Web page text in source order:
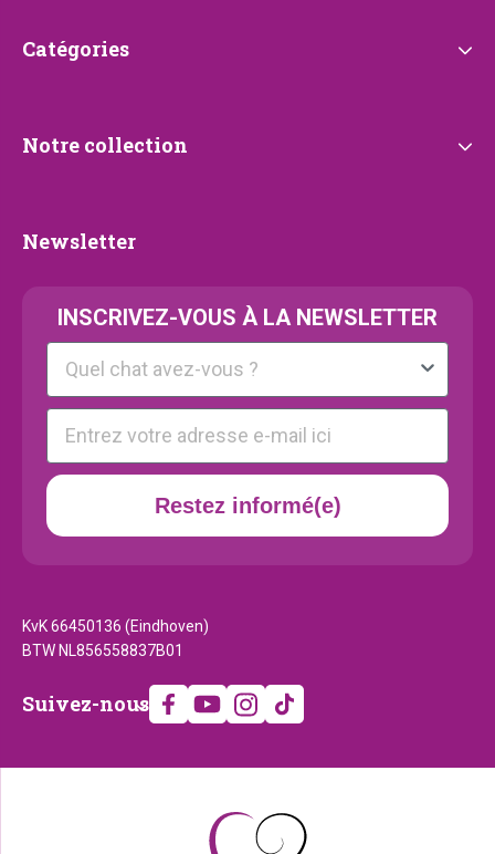
Catégories
Catégories
Notre
Notre collection
Newsletter
Newsletter
INSCRIVEZ-VOUS À LA NEWSLETTER
Kattenras
E-mail
Restez informé(e)
KvK 66450136 (Eindhoven)
BTW NL856558837B01
Suivez-
Suivez-nous